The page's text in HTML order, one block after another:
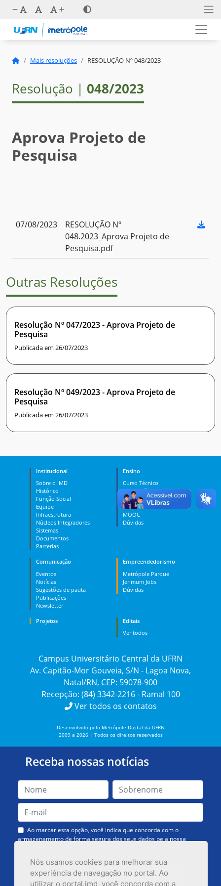
Nós usamos cookies para melhorar sua
experiência de navegação no portal. Ao
utilizar o portal.imd, você concorda com a
Mais resoluções RESOLUÇÃO Nº 048/2023
Resolução | 048/2023
Aprova Projeto de
Pesquisa
07/08/2023
RESOLUÇÃO Nº
048.2023_Aprova Projeto de
Pesquisa.pdf
Outras Resoluções
Resolução Nº 047/2023 - Aprova Projeto de
Pesquisa
Publicada em 26/07/2023
Resolução Nº 049/2023 - Aprova Projeto de
Pesquisa
Publicada em 26/07/2023
Institucional
Sobre o IMD
Histórico
Função Social
Equipe
Infraestrutura
Núcleos Integradores
Sistemas
Documentos
Parcerias
Ensino
Curso Técnico
Graduação
Pós-graduação
PES
MOOC
Dúvidas
Comunicação
Eventos
Notícias
Sugestões de pauta
Publicações
Newsletter
Empreendedorismo
Metrópole Parque
Jerimum Jobs
Dúvidas
Projetos
Editais
Ver todos
Campus Universitário Central da UFRN
Av. Capitão-Mor Gouveia, S/N - Lagoa Nova,
Natal/RN, CEP: 59078-900
Recepção: (84) 3342-2216 - Ramal 100
Ver todos os contatos
Desenvolvido pelo Metrópole Digital da UFRN
2009 a 2026 | Todos os direitos reservados
Receba nossas notícias
Ao marcar esta opção, você indica que concorda com o
armazenamento de forma segura dos seus dados pela nossa